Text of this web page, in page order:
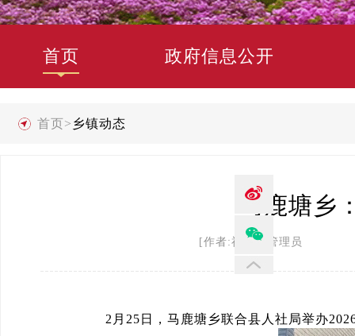
首页 政府信息公开
首页> 乡镇动态
马鹿塘乡
[作者:禄劝县管理员 发
2月25日，马鹿塘乡联合县人社局举办